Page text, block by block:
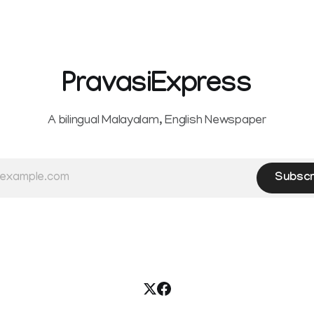
PravasiExpress
A bilingual Malayalam, English Newspaper